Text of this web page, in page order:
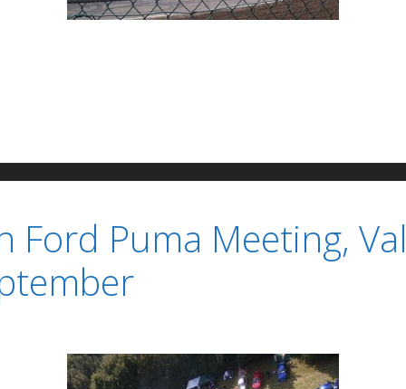
Ford Puma Meeting,